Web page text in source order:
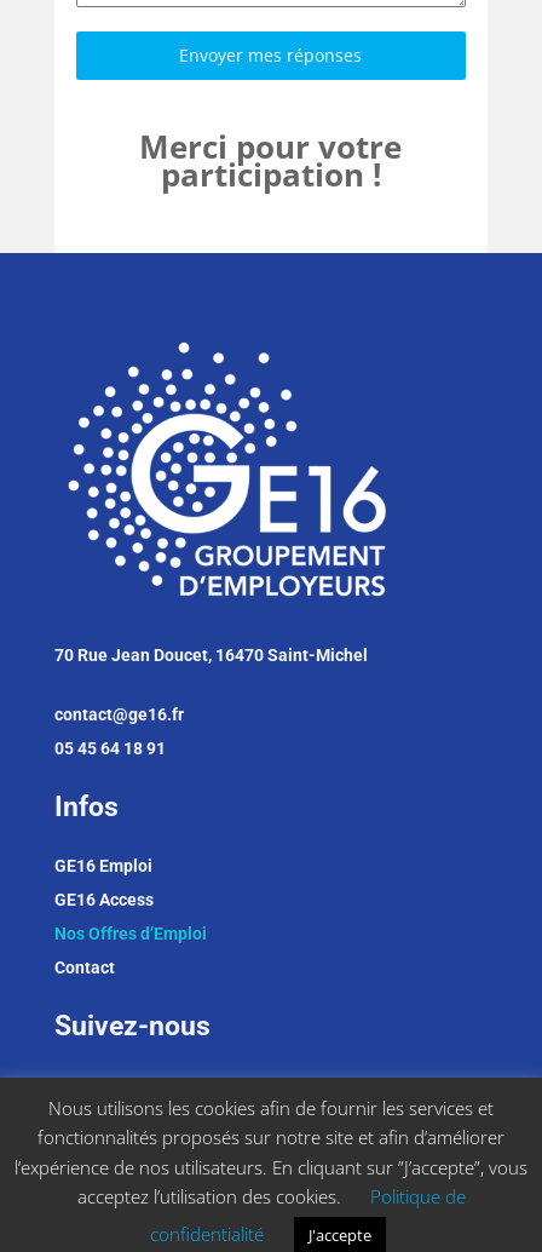
Envoyer mes réponses
Merci pour votre
participation !
70 Rue Jean Doucet, 16470 Saint-Michel
contact@ge16.fr
05 45 64 18 91
Infos
GE16 Emploi
GE16 Access
Nos Offres d’Emploi
Contact
Suivez-nous
Facebook
Nous utilisons les cookies afin de fournir les services et
fonctionnalités proposés sur notre site et afin d’améliorer
l’expérience de nos utilisateurs. En cliquant sur ”J’accepte”, vous
acceptez l’utilisation des cookies.
Politique de
confidentialité
J'accepte